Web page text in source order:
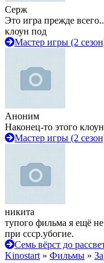
Серж
Это игра прежде
клоун под
Мастер игры (2
Аноним
Наконец-то этого
Мастер игры (2
никита
тупого фильма я ещё
при ссср.убогие.
Семь вёрст до
Kinostart » Фильмы »